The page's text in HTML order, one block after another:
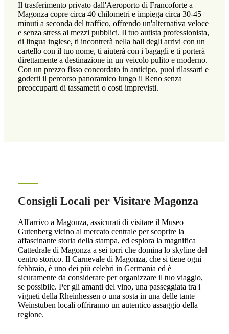
Il trasferimento privato dall'Aeroporto di Francoforte a
Magonza copre circa 40 chilometri e impiega circa 30-45
minuti a seconda del traffico, offrendo un'alternativa veloce
e senza stress ai mezzi pubblici. Il tuo autista professionista,
di lingua inglese, ti incontrerà nella hall degli arrivi con un
cartello con il tuo nome, ti aiuterà con i bagagli e ti porterà
direttamente a destinazione in un veicolo pulito e moderno.
Con un prezzo fisso concordato in anticipo, puoi rilassarti e
goderti il percorso panoramico lungo il Reno senza
preoccuparti di tassametri o costi imprevisti.
Consigli Locali per Visitare Magonza
All'arrivo a Magonza, assicurati di visitare il Museo
Gutenberg vicino al mercato centrale per scoprire la
affascinante storia della stampa, ed esplora la magnifica
Cattedrale di Magonza a sei torri che domina lo skyline del
centro storico. Il Carnevale di Magonza, che si tiene ogni
febbraio, è uno dei più celebri in Germania ed è
sicuramente da considerare per organizzare il tuo viaggio,
se possibile. Per gli amanti del vino, una passeggiata tra i
vigneti della Rheinhessen o una sosta in una delle tante
Weinstuben locali offriranno un autentico assaggio della
regione.